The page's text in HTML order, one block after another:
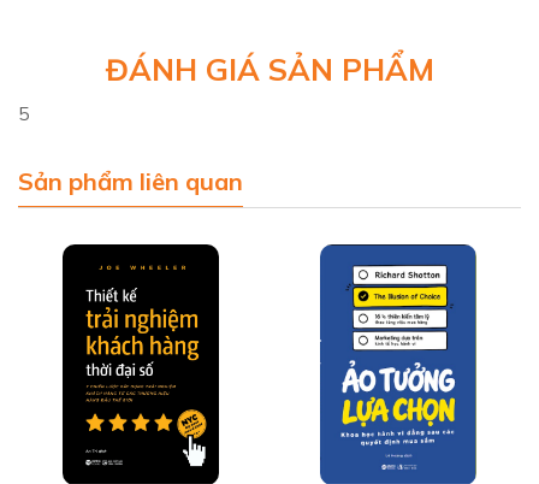
có vẻ nghịch lý, nhưng tình yêu công việc lại là liều thuốc tốt nhất
cho những người đang chán ghét công việc.”
Alpha Books trân trọng giới thiệu!
ĐÁNH GIÁ SẢN PHẨM
5
Sản phẩm liên quan